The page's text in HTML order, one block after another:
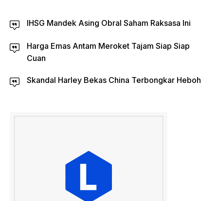
IHSG Mandek Asing Obral Saham Raksasa Ini
Harga Emas Antam Meroket Tajam Siap Siap
Cuan
Skandal Harley Bekas China Terbongkar Heboh